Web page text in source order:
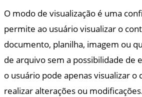
O modo de visualização é uma
permite ao usuário visualizar o
documento, planilha, imagem ou
de arquivo sem a possibilidade de
o usuário pode apenas visualizar o
realizar alterações ou